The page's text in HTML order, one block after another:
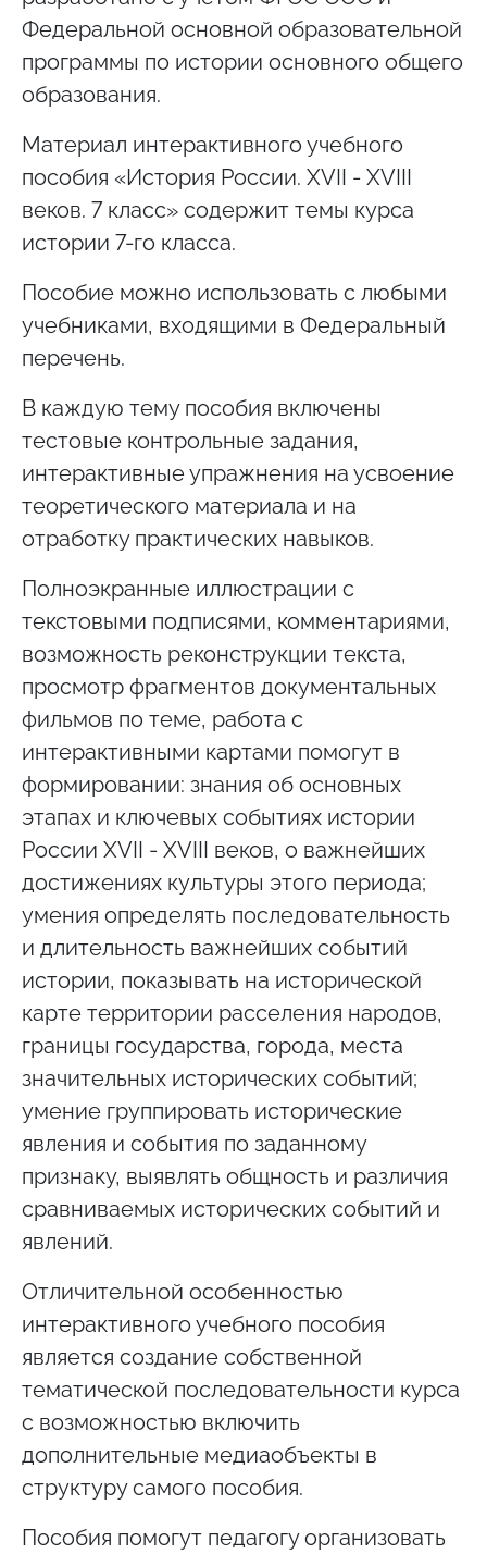
Федеральной основной образовательной
программы по истории основного общего
образования.
Материал интерактивного учебного
пособия «История России. XVII - XVIII
веков. 7 класс» содержит темы курса
истории 7-го класса.
Пособие можно использовать с любыми
учебниками, входящими в Федеральный
перечень.
В каждую тему пособия включены
тестовые контрольные задания,
интерактивные упражнения на усвоение
теоретического материала и на
отработку практических навыков.
Полноэкранные иллюстрации с
текстовыми подписями, комментариями,
возможность реконструкции текста,
просмотр фрагментов документальных
фильмов по теме, работа с
интерактивными картами помогут в
формировании: знания об основных
этапах и ключевых событиях истории
России XVII - XVIII веков, о важнейших
достижениях культуры этого периода;
умения определять последовательность
и длительность важнейших событий
истории, показывать на исторической
карте территории расселения народов,
границы государства, города, места
значительных исторических событий;
умение группировать исторические
явления и события по заданному
признаку, выявлять общность и различия
сравниваемых исторических событий и
явлений.
Отличительной особенностью
интерактивного учебного пособия
является создание собственной
тематической последовательности курса
с возможностью включить
дополнительные медиаобъекты в
структуру самого пособия.
Пособия помогут педагогу организовать